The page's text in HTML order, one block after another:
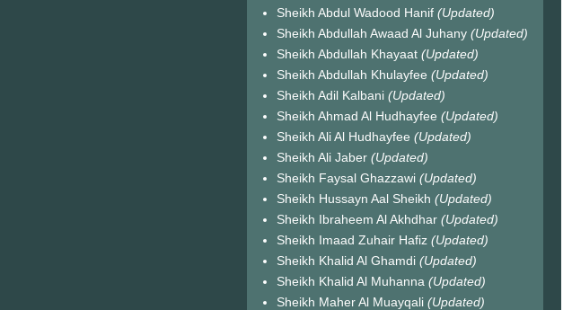
Sheikh Abdul Wadood Hanif (Updated)
Sheikh Abdullah Awaad Al Juhany (Updated)
Sheikh Abdullah Khayaat (Updated)
Sheikh Abdullah Khulayfee (Updated)
Sheikh Adil Kalbani (Updated)
Sheikh Ahmad Al Hudhayfee (Updated)
Sheikh Ali Al Hudhayfee (Updated)
Sheikh Ali Jaber (Updated)
Sheikh Faysal Ghazzawi (Updated)
Sheikh Hussayn Aal Sheikh (Updated)
Sheikh Ibraheem Al Akhdhar (Updated)
Sheikh Imaad Zuhair Hafiz (Updated)
Sheikh Khalid Al Ghamdi (Updated)
Sheikh Khalid Al Muhanna (Updated)
Sheikh Maher Al Muayqali (Updated)